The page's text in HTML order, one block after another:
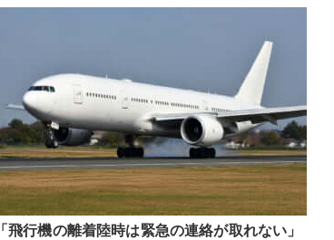
「飛行機の離着陸時は緊急の連絡が取れない」